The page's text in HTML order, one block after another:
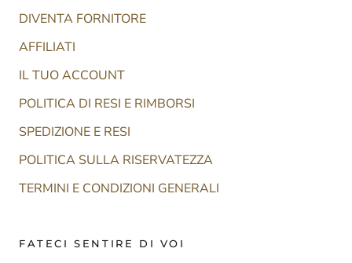
DIVENTA FORNITORE
AFFILIATI
IL TUO ACCOUNT
POLITICA DI RESI E RIMBORSI
SPEDIZIONE E RESI
POLITICA SULLA RISERVATEZZA
TERMINI E CONDIZIONI GENERALI
FATECI SENTIRE DI VOI